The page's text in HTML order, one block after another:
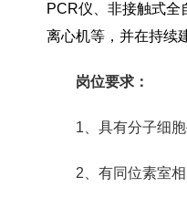
PCR仪、非接触式全
离心机等，并在持续
岗位要求：
1、具有分子细
2、有同位素室